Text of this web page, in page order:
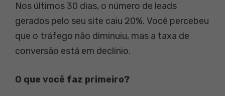
Nos últimos 30 dias, o número de leads
gerados pelo seu site caiu 20%. Você percebeu
que o tráfego não diminuiu, mas a taxa de
conversão está em declínio.
O que você faz primeiro?